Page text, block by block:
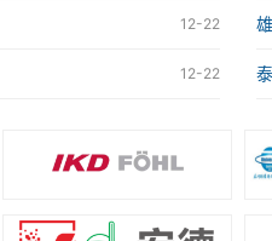
12-22
12-22